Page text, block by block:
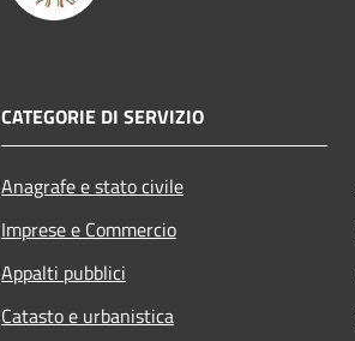
CATEGORIE DI SERVIZIO
Anagrafe e stato civile
Imprese e Commercio
Appalti pubblici
Catasto e urbanistica